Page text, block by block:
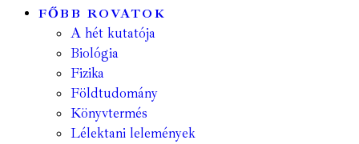
FŐBB ROVATOK
A hét kutatója
Biológia
Fizika
Földtudomány
Könyvtermés
Lélektani lelemények